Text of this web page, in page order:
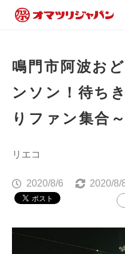
鳴門市阿波お
ンソン！待ち
りファン集合～
リエコ
2020/8/6 2020/8/